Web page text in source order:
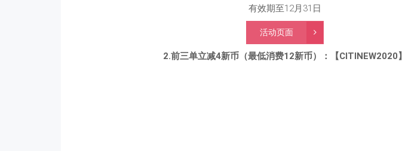
有效期至12月31日
活动页面
2.前三单立减4新币（最低消费12新币）：【CITINEW2020】